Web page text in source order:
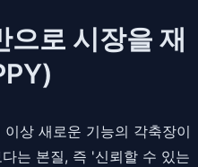
으로 시장을 재
상 새로운 기능의 각축장이
는 본질, 즉 '신뢰할 수 있는